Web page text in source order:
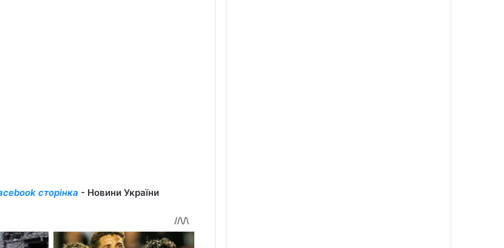
сторінка - Новини України